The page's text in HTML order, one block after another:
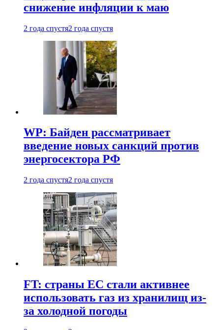
снижение инфляции к маю
2 года спустя2 года спустя
WP: Байден рассматривает
введение новых санкций против
энергосектора РФ
2 года спустя2 года спустя
FT: страны ЕС стали активнее
использовать газ из хранилищ из-
за холодной погоды